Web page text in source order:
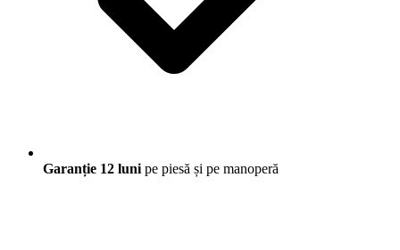
Garanție 12 luni pe piesă și pe manoperă